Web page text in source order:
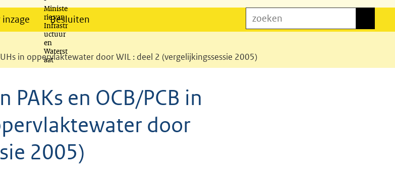
inzage Besluiten zoeken
in oppervlaktewater door WIL : deel 2 (vergelijkingssessie 2005)
en OCB/PCB in
door
2005)